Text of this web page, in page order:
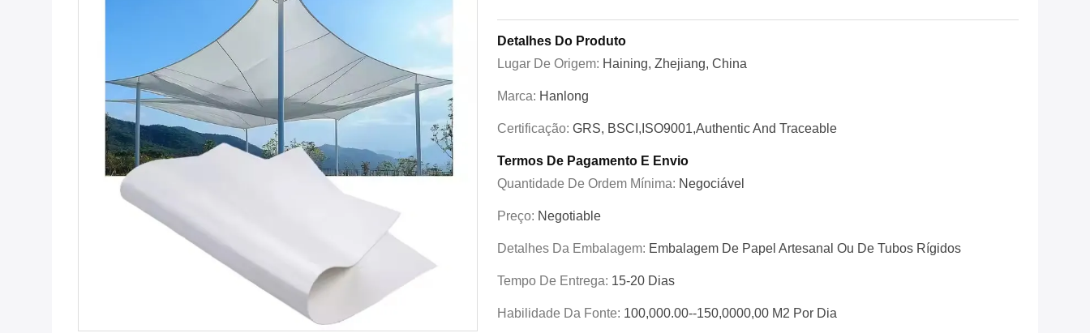
Detalhes Do Produto
Lugar De Origem: Haining, Zhejiang, China
Marca: Hanlong
Certificação: GRS, BSCI,ISO9001,Authentic And Traceable
Termos De Pagamento E Envio
Quantidade De Ordem Mínima: Negociável
Preço: Negotiable
Detalhes Da Embalagem: Embalagem De Papel Artesanal Ou De Tubos Rígidos
Tempo De Entrega: 15-20 Dias
Habilidade Da Fonte: 100,000.00--150,0000,00 M2 Por Dia